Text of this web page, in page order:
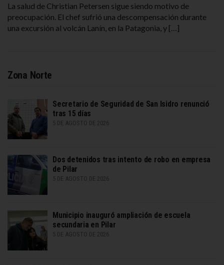
La salud de Christian Petersen sigue siendo motivo de
preocupación. El chef sufrió una descompensación durante
una excursión al volcán Lanín, en la Patagonia, y […]
Zona Norte
Secretario de Seguridad de San Isidro renunció
tras 15 días
5 DE AGOSTO DE 2026
Dos detenidos tras intento de robo en empresa
de Pilar
5 DE AGOSTO DE 2026
Municipio inauguró ampliación de escuela
secundaria en Pilar
5 DE AGOSTO DE 2026